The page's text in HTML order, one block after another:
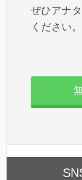
ぜひアナ
ください。